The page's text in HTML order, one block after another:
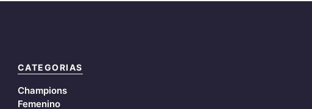
CATEGORIAS
Champions
Femenino